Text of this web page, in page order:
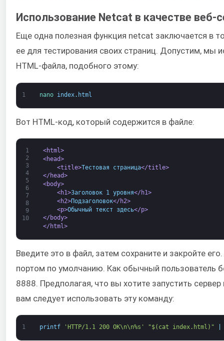
Использование Netcat в качестве веб-
Еще одна полезная функция netcat заключается в
ее для тестирования своих страниц. Допустим, мы
HTML-файла, подобного этому:
1 nano index. html
Вот HTML-код, который содержится в файле:
1
2
3
4
5
6
7
8
9
10
<html>
<head>
<title>Тестовая страница</title>
</head>
<body>
<h1>Заголовок 1 уровня</h1>
<h2>Подзаголовок</h2>
<p>Обычный текст здесь</p>
</body>
</html>
Введите это в файл, затем сохраните и закройте
портом по умолчанию. Как обычный пользователь
8888. Предполагая, что вы хотите запустить
вам следует использовать эту команду:
1 printf 'HTTP/1.1 200 OK\n\n%s' "$(cat index.html)"